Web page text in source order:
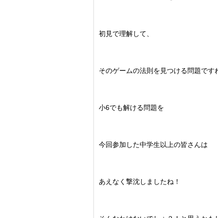
初見で理解して、
そのゲームの法則を見つける問題です
小6でも解ける問題を
今回参加した中学生以上の皆さんは
あえなく撃沈しましたね！